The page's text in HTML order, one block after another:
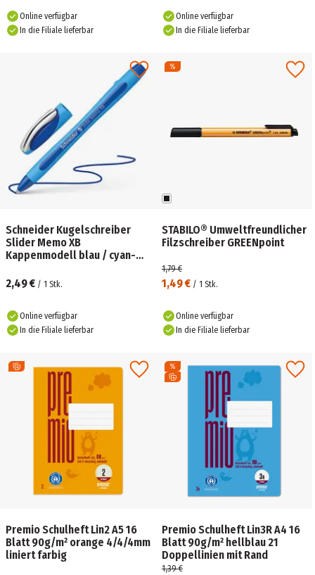
Online verfügbar
In die Filiale lieferbar
Online verfügbar
In die Filiale lieferbar
Schneider Kugelschreiber
Slider Memo XB
Kappenmodell blau / cyan-
2,49 € / 1 Stk.
Online verfügbar
In die Filiale lieferbar
STABILO® Umweltfreundlicher
Filzschreiber GREENpoint
1,49 € / 1 Stk.
1,79 €
Online verfügbar
In die Filiale lieferbar
Premio Schulheft Lin2 A5 16
Blatt 90g/m² orange 4/4/4mm
liniert farbig
Premio Schulheft Lin3R A4 16
Blatt 90g/m² hellblau 21
Doppellinien mit Rand
1,39 €